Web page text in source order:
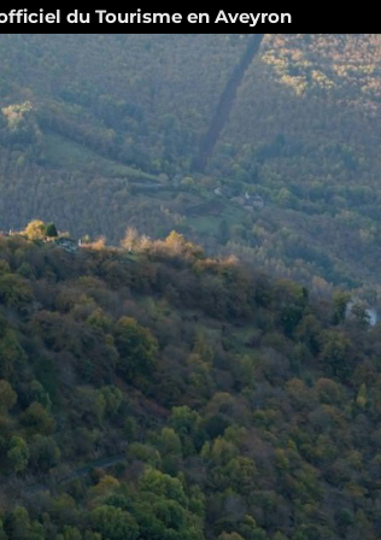
du Tourisme en Aveyron